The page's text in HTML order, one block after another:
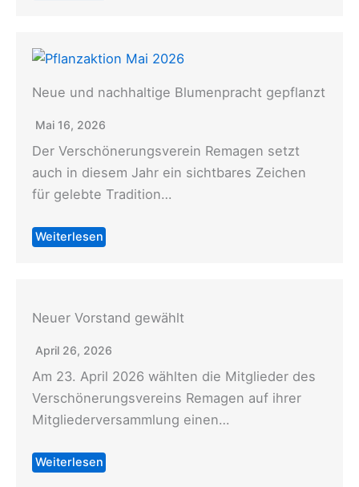
Neue und nachhaltige Blumenpracht gepflanzt
Mai 16, 2026
Der Verschönerungsverein Remagen setzt
auch in diesem Jahr ein sichtbares Zeichen
für gelebte Tradition…
Weiterlesen
Neuer Vorstand gewählt
April 26, 2026
Am 23. April 2026 wählten die Mitglieder des
Verschönerungsvereins Remagen auf ihrer
Mitgliederversammlung einen…
Weiterlesen